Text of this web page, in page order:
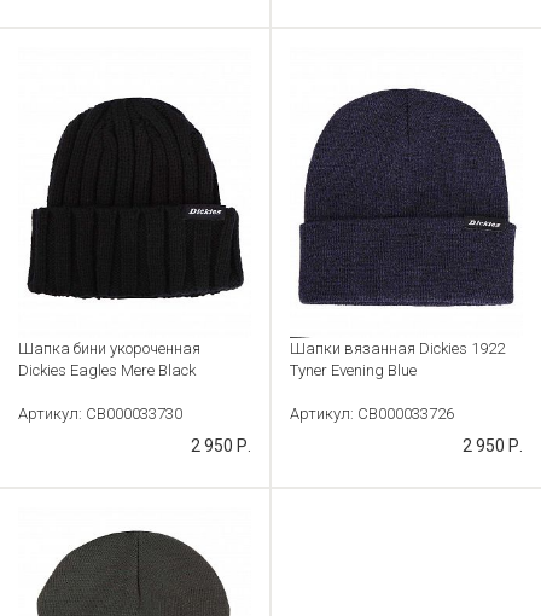
Шапка бини укороченная
Dickies Eagles Mere Black
Артикул: CB000033730
2 950 Р.
Шапки вязанная Dickies 1922
Tyner Evening Blue
Артикул: CB000033726
2 950 Р.